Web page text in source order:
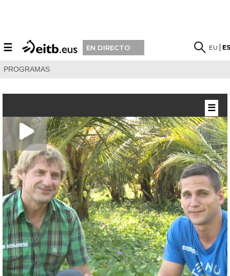
☰ EN DIRECTO EU
PROGRAMAS
☰